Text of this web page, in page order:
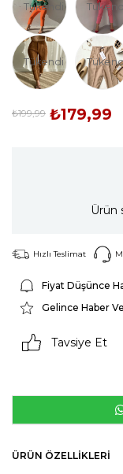
Tükendi
Tükendi
₺199,99 ₺179,99
Ürün
Hızlı Teslimat
Fiyat Düşünce
Gelince Haber
Tavsiye Et
ÜRÜN ÖZELLIKLERI